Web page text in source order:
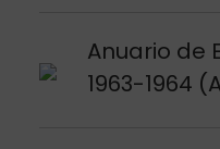
Anuario de
1963-1964
Argitalpena ikusi